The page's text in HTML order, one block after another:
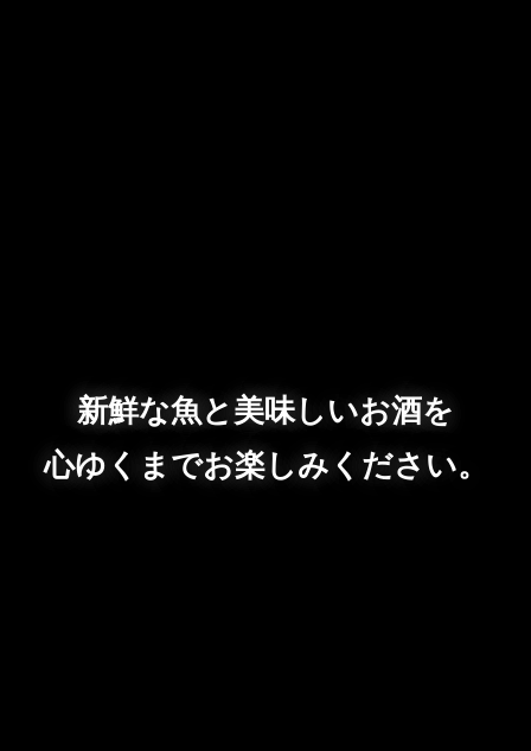
新鮮な魚と美味しいお酒を
心ゆくまでお楽しみください。